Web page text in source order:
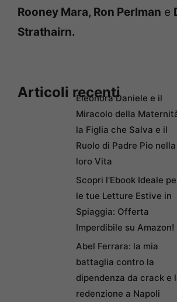
Rooney Mara, Ron Perlman e
Strathairn.
Articoli recentiEleonora Daniele e il
Miracolo della
la Figlia che Salva e il
Ruolo di Padre Pio nella
loro Vita
Scopri l’Ebook Ideale
le tue Letture Estive in
Spiaggia: Offerta
Imperdibile su Amazon!
Abel Ferrara: la mia
battaglia contro la
dipendenza da crack e
redenzione a Napoli